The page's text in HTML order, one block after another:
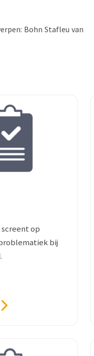
Bohn Stafleu van
screent op
bij